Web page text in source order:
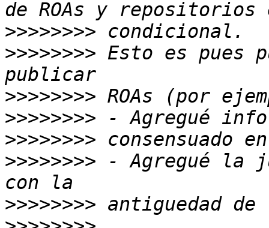
>>>>>>>>
>>>>>>>> Esto es pues
>>>>>>>>
>>>>>>>>
>>>>>>>>
>>>>>>>> - Agregué la
>>>>>>>>